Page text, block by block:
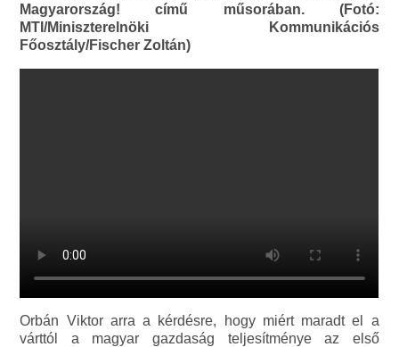
Magyarország! című műsorában. (Fotó:
MTI/Miniszterelnöki Kommunikációs
Főosztály/Fischer Zoltán)
Orbán Viktor arra a kérdésre, hogy miért maradt el a
várttól a magyar gazdaság teljesítménye az első